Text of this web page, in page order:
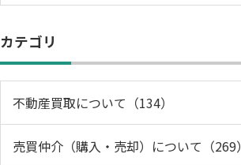
カテゴリ
不動産買取について（134）
売買仲介（購入・売却）について（269）